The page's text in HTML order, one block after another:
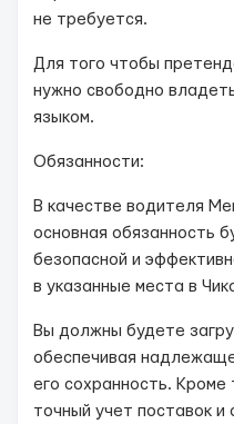
не требуется.
Для того чтобы
нужно свободно
языком.
Обязанности:
В качестве водителя
основная обязанность
безопасной и
в указанные места в
Вы должны будете
обеспечивая
его сохранность. Кроме
точный учет поставок и